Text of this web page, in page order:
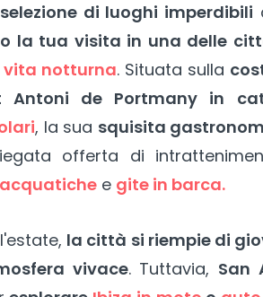
di luoghi imperdibili
la tua visita in una delle
vita notturna. Situata sulla
Antoni de Portmany in
, la sua squisita
offerta di
e gite in barca.
la città si riempie di
vivace. Tuttavia, San